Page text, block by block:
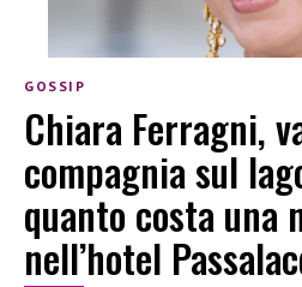
GOSSIP
Chiara Ferragni,
compagnia sul
quanto costa una
nell’hotel